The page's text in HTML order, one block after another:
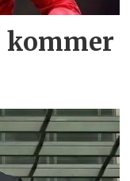
kommer